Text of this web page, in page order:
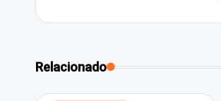
Relacionado